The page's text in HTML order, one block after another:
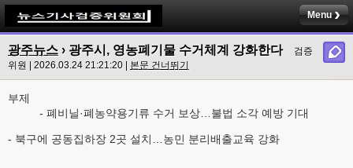
Menu
광주뉴스 › 광주시, 영농폐기물 수거체계 강화한다
검증
위원 | 2026.03.24 21:21:20 | 본문 건너뛰기
부제
- 폐비닐·폐농약용기류 수거 보상…불법 소각 예방 기대
- 북구에 공동집하장 2곳 설치…농민 분리배출교육 강화